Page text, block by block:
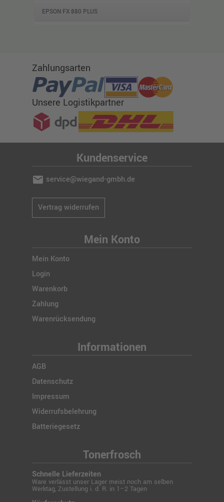
EPSON FX 880 PLUS
Zahlungsarten
Unsere Logistikpartner
Kundenservice
mail service@wiegand-gmbh.de
Vertrag widerrufen
Mein Konto
Mein Konto
Login
Warenkorb
Zahlung
Warenrücksendung
Informationen
AGB
Datenschutz
Impressum
Widerrufsbelehrung
Batteriegesetz
Tonerfrosch
Schnelle Lieferzeiten
Ware verlässt unser Lager meist noch am selben
Werktag, Zustellung i. d. R. in 1–2 Tagen